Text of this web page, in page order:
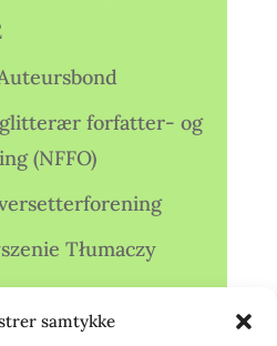
samtykke
forfatter- og
(NFFO)
Tłumaczy